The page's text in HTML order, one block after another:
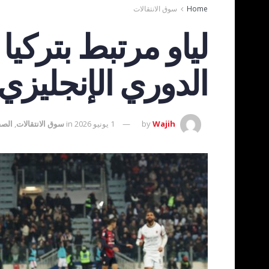
Home سوق الانتقالات
لياو مرتبط
الدوري
byWajih 1 يونيو 2026 in سوق الانتقالات,